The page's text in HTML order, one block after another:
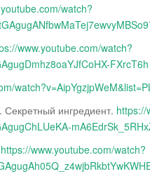
watch?
www.youtube.com/watch?
FXrcT6h
ингредиент. https://
https://www.youtube.com/watch?